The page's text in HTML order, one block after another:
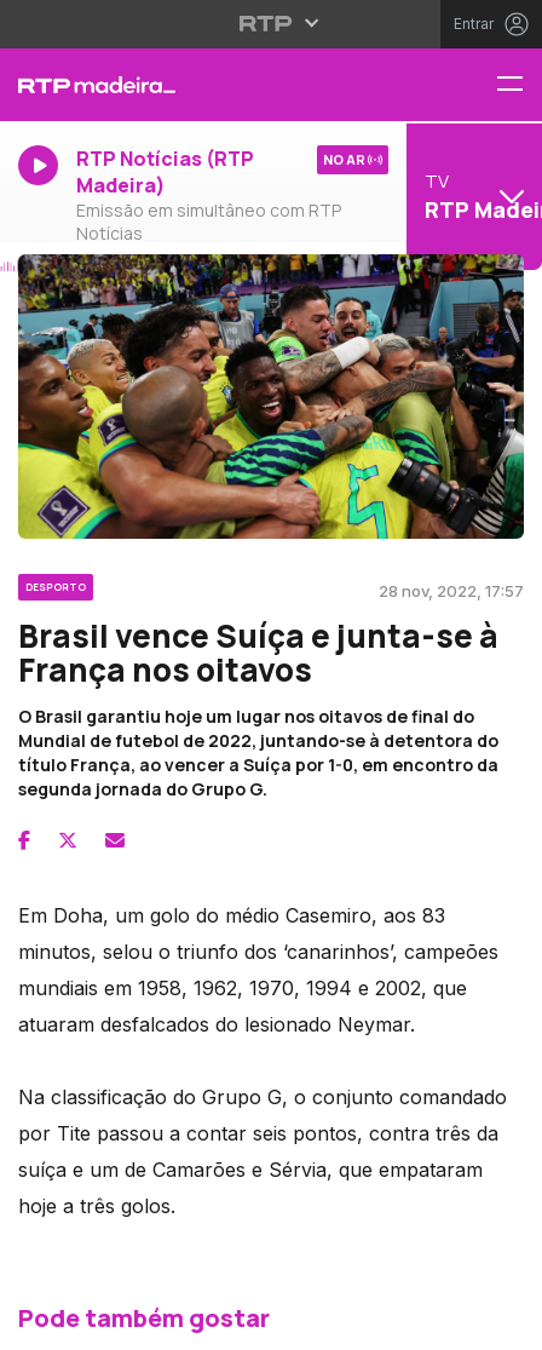
Entrar
RTP Notícias (RTP
Madeira)
Emissão em simultâneo com RTP
Notícias
NO AR
TV
RTP
DESPORTO 28 nov, 2022, 17:57
Brasil vence Suíça e junta-se à
França nos oitavos
O Brasil garantiu hoje um lugar nos oitavos de final do
Mundial de futebol de 2022, juntando-se à detentora do
título França, ao vencer a Suíça por 1-0, em encontro da
segunda jornada do Grupo G.
Em Doha, um golo do médio Casemiro, aos 83
minutos, selou o triunfo dos ‘canarinhos’, campeões
mundiais em 1958, 1962, 1970, 1994 e 2002, que
atuaram desfalcados do lesionado Neymar.
Na classificação do Grupo G, o conjunto comandado
por Tite passou a contar seis pontos, contra três da
suíça e um de Camarões e Sérvia, que empataram
hoje a três golos.
Pode também gostar